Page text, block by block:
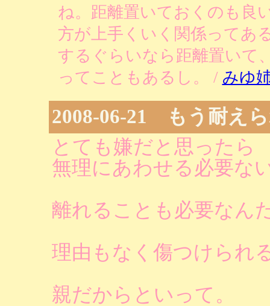
ね。距離置いておくのも良
方が上手くいく関係ってあ
するぐらいなら距離置いて
ってこともあるし。 / みゆ
2008-06-21 もう耐
とても嫌だと思ったら
無理にあわせる必要な
離れることも必要なん
理由もなく傷つけられ
親だからといって。